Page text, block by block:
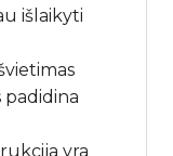
išlaikyti
padidina
yra